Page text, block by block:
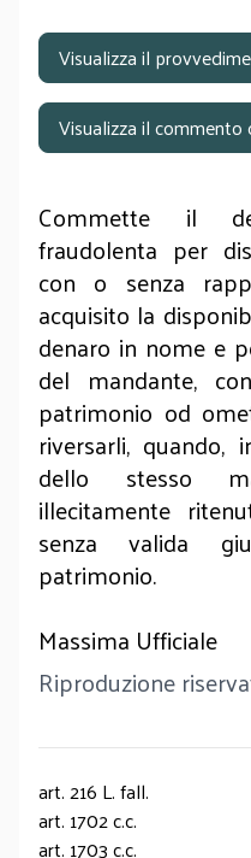
Visualizza il
Visualizza il commento
Commette il
fraudolenta per
con o senza
acquisito la
denaro in nome e
del mandante,
patrimonio od
riversarli, quando,
dello stesso
illecitamente
senza valida
patrimonio.
Massima Ufficiale
Riproduzione
art. 216 L. fall.
art. 1702 c.c.
art. 1703 c.c.